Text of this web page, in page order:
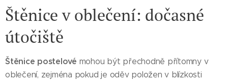
Štěnice v oblečení: dočasné
útočiště
Štěnice postelové mohou být přechodně přítomny v
oblečení, zejména pokud je oděv položen v blízkosti